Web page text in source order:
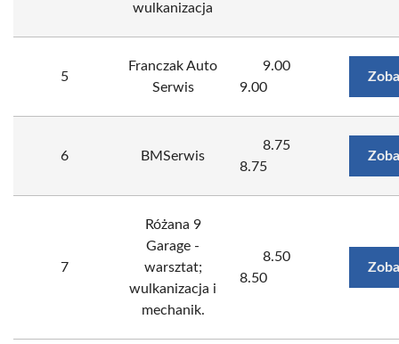
wulkanizacja
5
Franczak Auto
Serwis
9.00
9.00
6 BMSerwis
8.75
8.75
7
Różana 9
Garage -
warsztat;
wulkanizacja i
mechanik.
8.50
8.50